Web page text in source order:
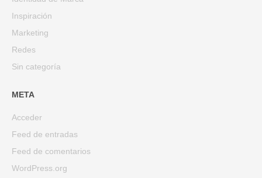
Inspiración
Marketing
Redes
Sin categoría
META
Acceder
Feed de entradas
Feed de comentarios
WordPress.org